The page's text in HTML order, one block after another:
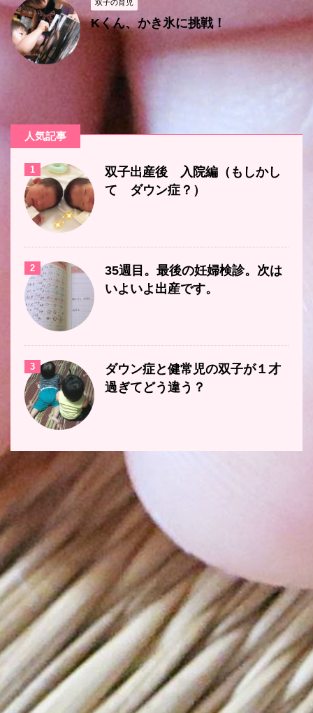
双子の育児
Kくん、かき氷に挑戦！
人気記事
1
双子出産後 入院編（もしかし
て ダウン症？）
2
35週目。最後の妊婦検診。次は
いよいよ出産です。
3
ダウン症と健常児の双子が１才
過ぎてどう違う？